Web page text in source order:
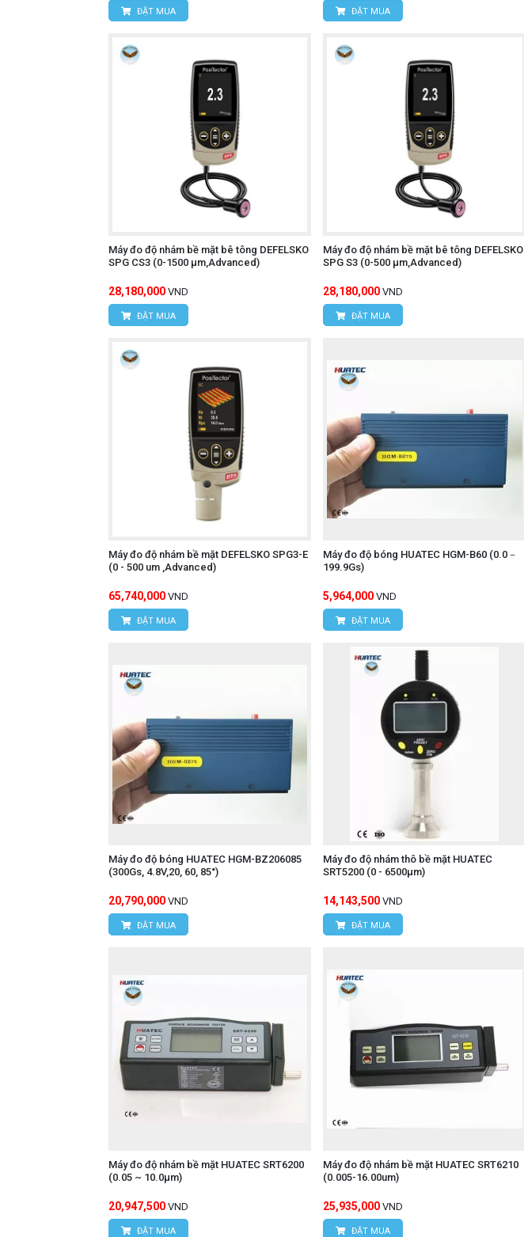
ĐẶT MUA ĐẶT MUA
Máy đo độ nhám bề mặt bê tông DEFELSKO
SPG CS3 (0-1500 μm,Advanced)
28,180,000 VND
ĐẶT MUA
Máy đo độ nhám bề mặt bê tông DEFELSKO
SPG S3 (0-500 μm,Advanced)
28,180,000 VND
ĐẶT MUA
Máy đo độ nhám bề mặt DEFELSKO SPG3-E
(0 - 500 um ,Advanced)
65,740,000 VND
ĐẶT MUA
Máy đo độ bóng HUATEC HGM-B60 (0.0－
199.9Gs)
5,964,000 VND
ĐẶT MUA
Máy đo độ bóng HUATEC HGM-BZ206085
(300Gs, 4.8V,20, 60, 85°)
20,790,000 VND
ĐẶT MUA
Máy đo độ nhám thô bề mặt HUATEC
SRT5200 (0 - 6500μm)
14,143,500 VND
ĐẶT MUA
Máy đo độ nhám bề mặt HUATEC SRT6200
(0.05 ~ 10.0μm)
20,947,500 VND
ĐẶT MUA
Máy đo độ nhám bề mặt HUATEC SRT6210
(0.005-16.00um)
25,935,000 VND
ĐẶT MUA